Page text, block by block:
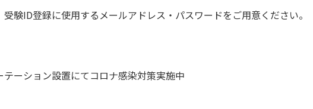
ID登録に使用するメールアドレス・パスワードをご用意ください。
ーション設置にてコロナ感染対策実施中